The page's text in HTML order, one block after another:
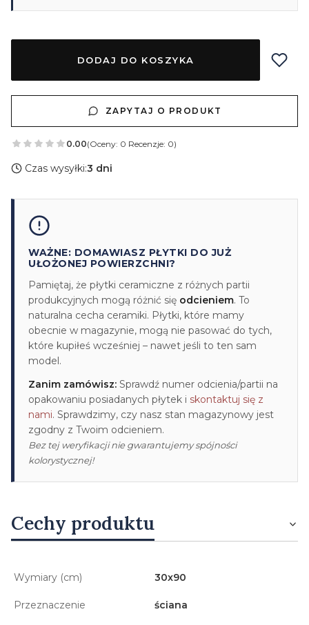
DODAJ DO KOSZYKA
ZAPYTAJ O PRODUKT
0.00(Oceny: 0 Recenzje: 0)
Czas wysyłki:3 dni
WAŻNE: DOMAWIASZ PŁYTKI DO JUŻ
UŁOŻONEJ POWIERZCHNI?
Pamiętaj, że płytki ceramiczne z różnych partii
produkcyjnych mogą różnić się odcieniem. To
naturalna cecha ceramiki. Płytki, które mamy
obecnie w magazynie, mogą nie pasować do tych,
które kupiłeś wcześniej – nawet jeśli to ten sam
model.
Zanim zamówisz: Sprawdź numer odcienia/partii na
opakowaniu posiadanych płytek i skontaktuj się z
nami. Sprawdzimy, czy nasz stan magazynowy jest
zgodny z Twoim odcieniem.
Bez tej weryfikacji nie gwarantujemy spójności
kolorystycznej!
Cechy produktu
Wymiary (cm) 30x90
Przeznaczenie ściana